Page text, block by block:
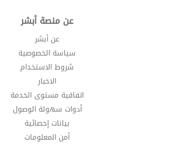
عن منصة أبشر
عن أبشر
سياسة الخصوصية
شروط الاستخدام
الاخبار
اتفاقية مستوى الخدمة
أدوات سهولة الوصول
بيانات إحصائية
أمن المعلومات